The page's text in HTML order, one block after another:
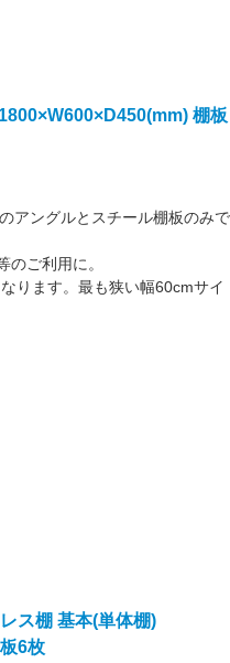
棚板
アングルとスチール棚板のみで
ご利用に。
ります。最も狭い幅60cmサイ
ス棚 基本(単体棚)
6枚